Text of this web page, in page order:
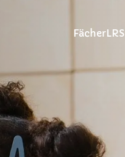
FächerLRS